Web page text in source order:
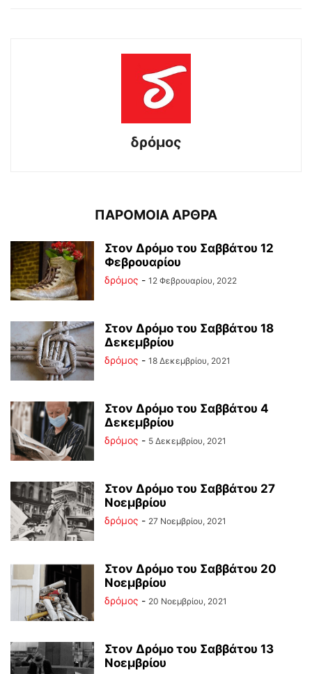
δρόμος
ΠΑΡΟΜΟΙΑ ΑΡΘΡΑ
Στον Δρόμο του Σαββάτου 12
Φεβρουαρίου
δρόμος - 12 Φεβρουαρίου, 2022
Στον Δρόμο του Σαββάτου 18
Δεκεμβρίου
δρόμος - 18 Δεκεμβρίου, 2021
Στον Δρόμο του Σαββάτου 4
Δεκεμβρίου
δρόμος - 5 Δεκεμβρίου, 2021
Στον Δρόμο του Σαββάτου 27
Νοεμβρίου
δρόμος - 27 Νοεμβρίου, 2021
Στον Δρόμο του Σαββάτου 20
Νοεμβρίου
δρόμος - 20 Νοεμβρίου, 2021
Στον Δρόμο του Σαββάτου 13
Νοεμβρίου